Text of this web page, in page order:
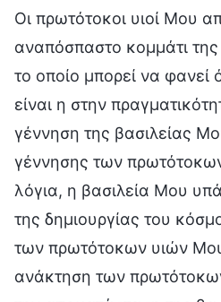
Οι πρωτότοκοι υιοί Μου
αναπόσπαστο κομμάτι
το οποίο μπορεί να φανεί
είναι η στην
γέννηση της βασιλείας
γέννησης των
λόγια, η βασιλεία Μου
της δημιουργίας του
των πρωτότοκων υιών
ανάκτηση των